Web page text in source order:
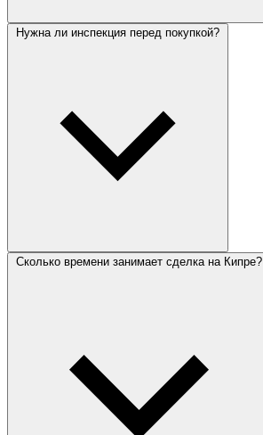
Нужна ли инспекция перед покупкой?
Сколько времени занимает сделка на Кипре?